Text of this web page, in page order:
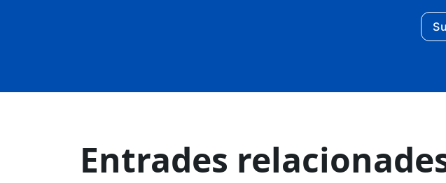
Entrades